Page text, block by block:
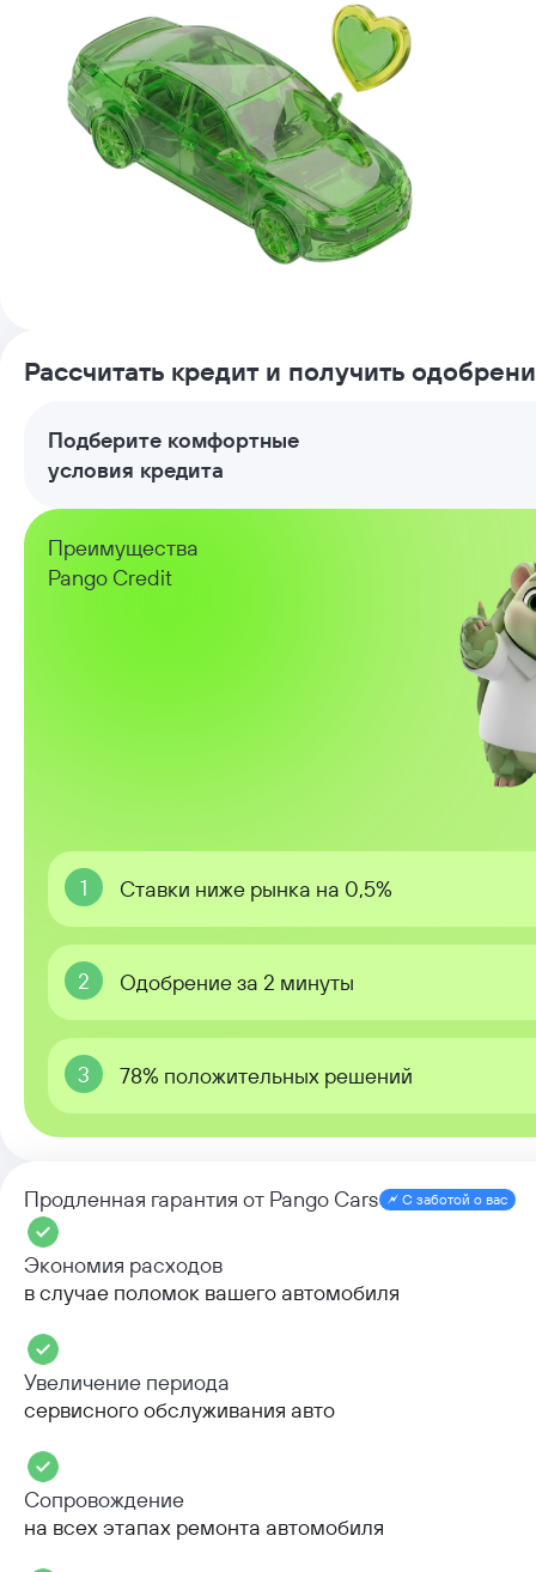
Рассчитать кредит и получить
Подберите комфортные
условия кредита
Преимущества
Pango Credit
1 Ставки ниже рынка на 0,5%
2 Одобрение за 2 минуты
3 78% положительных решений
Продленная гарантия от Pango Cars С заботой о вас
Экономия расходов
в случае поломок вашего автомобиля
Увеличение периода
сервисного обслуживания авто
Сопровождение
на всех этапах ремонта автомобиля